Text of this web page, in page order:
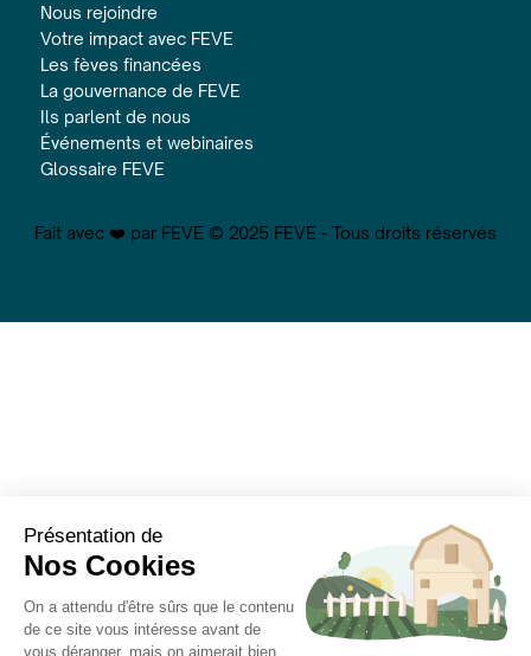
Nous rejoindre
Votre impact avec FEVE
Les fèves financées
La gouvernance de FEVE
Ils parlent de nous
Événements et webinaires
Glossaire FEVE
Fait avec ❤️ par FEVE © 2025 FEVE - Tous droits réservés